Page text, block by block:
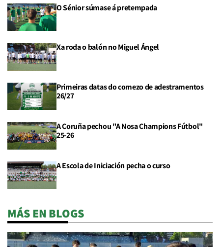
O Sénior súmase á pretempada
Xa roda o balón no Miguel Ángel
Primeiras datas do comezo de adestramentos
26/27
A Coruña pechou "A Nosa Champions Fútbol"
25-26
A Escola de Iniciación pecha o curso
MÁS EN BLOGS